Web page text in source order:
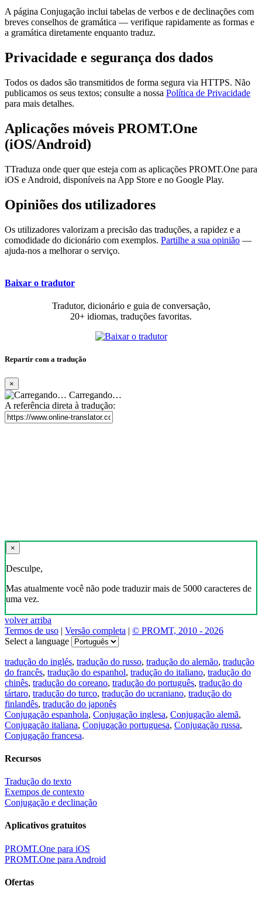
A página Conjugação inclui tabelas de verbos e de declinações com
breves conselhos de gramática — verifique rapidamente as formas e
a gramática diretamente enquanto traduz.
Privacidade e segurança dos dados
Todos os dados são transmitidos de forma segura via HTTPS. Não
publicamos os seus textos; consulte a nossa Política de Privacidade
para mais detalhes.
Aplicações móveis PROMT.One
(iOS/Android)
TTraduza onde quer que esteja com as aplicações PROMT.One para
iOS e Android, disponíveis na App Store e no Google Play.
Opiniões dos utilizadores
Os utilizadores valorizam a precisão das traduções, a rapidez e a
comodidade do dicionário com exemplos. Partilhe a sua opinião —
ajuda-nos a melhorar o serviço.
Baixar o tradutor
Tradutor, dicionário e guia de conversação,
20+ idiomas, traduções favoritas.
Repartir com a tradução
×
Carregando…
A referência direta à tradução:
×
Desculpe,
Mas atualmente você não pode traduzir mais de 5000 caracteres de
uma vez.
volver arriba
Termos de uso | Versão completa | © PROMT, 2010 - 2026
Select a language
tradução do inglés, tradução do russo, tradução do alemão, tradução
do francês, tradução do espanhol, tradução do italiano, tradução do
chinês, tradução do coreano, tradução do português, tradução do
tártaro, tradução do turco, tradução do ucraniano, tradução do
finlandês, tradução do japonês
Conjugação espanhola, Conjugação inglesa, Conjugação alemã,
Conjugação italiana, Conjugação portuguesa, Conjugação russa,
Conjugação francesa.
Recursos
Tradução do texto
Exempos de contexto
Conjugação e declinação
Aplicativos gratuitos
PROMT.One para iOS
PROMT.One para Android
Ofertas